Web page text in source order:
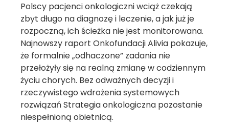
Polscy pacjenci onkologiczni wciąż czekają
zbyt długo na diagnozę i leczenie, a jak już je
rozpoczną, ich ścieżka nie jest monitorowana.
Najnowszy raport Onkofundacji Alivia pokazuje,
że formalnie „odhaczone” zadania nie
przełożyły się na realną zmianę w codziennym
życiu chorych. Bez odważnych decyzji i
rzeczywistego wdrożenia systemowych
rozwiązań Strategia onkologiczna pozostanie
niespełnioną obietnicą.